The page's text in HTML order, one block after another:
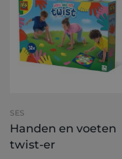
SES
Handen en voeten
twist-er